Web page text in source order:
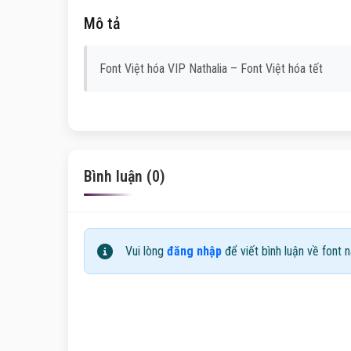
Mô tả
Font Việt hóa VIP Nathalia – Font Việt hóa tết
Bình luận (0)
Vui lòng đăng nhập để viết bình luận về font